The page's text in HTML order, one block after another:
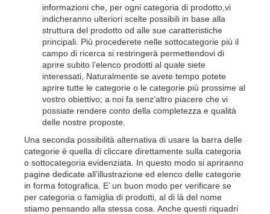
informazioni che, per ogni categoria di prodotto,vi
indicheranno ulteriori scelte possibili in base alla
struttura del prodotto od alle sue caratteristiche
principali. Più procederete nelle sottocategorie più il
campo di ricerca si restringerà permettendovi di
aprire subito l’elenco prodotti al quale siete
interessati, Naturalmente se avete tempo potete
aprire tutte le categorie o le categorie più prossime al
vostro obiettivo; a noi fa senz’altro piacere che vi
possiate rendere conto della completezza e qualità
delle nostre proposte.
Una seconda possibilità alternativa di usare la barra delle
categorie è quella di cliccare direttamente sulla categoria
o sottocategoria evidenziata. In questo modo si apriranno
pagine dedicate all’illustrazione ed elenco delle categorie
in forma fotografica. E’ un buon modo per verificare se
per categoria o famiglia di prodotti, al di là del nome
stiamo pensando alla stessa cosa. Anche questi riquadri